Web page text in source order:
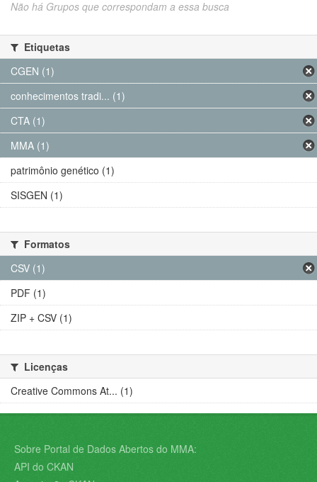
Não há Grupos que correspondam a essa busca
Etiquetas
CGEN (1)
conhecimentos tradi... (1)
CTA (1)
MMA (1)
patrimônio genético (1)
SISGEN (1)
Formatos
CSV (1)
PDF (1)
ZIP + CSV (1)
Licenças
Creative Commons At... (1)
Sobre Portal de Dados Abertos do MMA:
API do CKAN